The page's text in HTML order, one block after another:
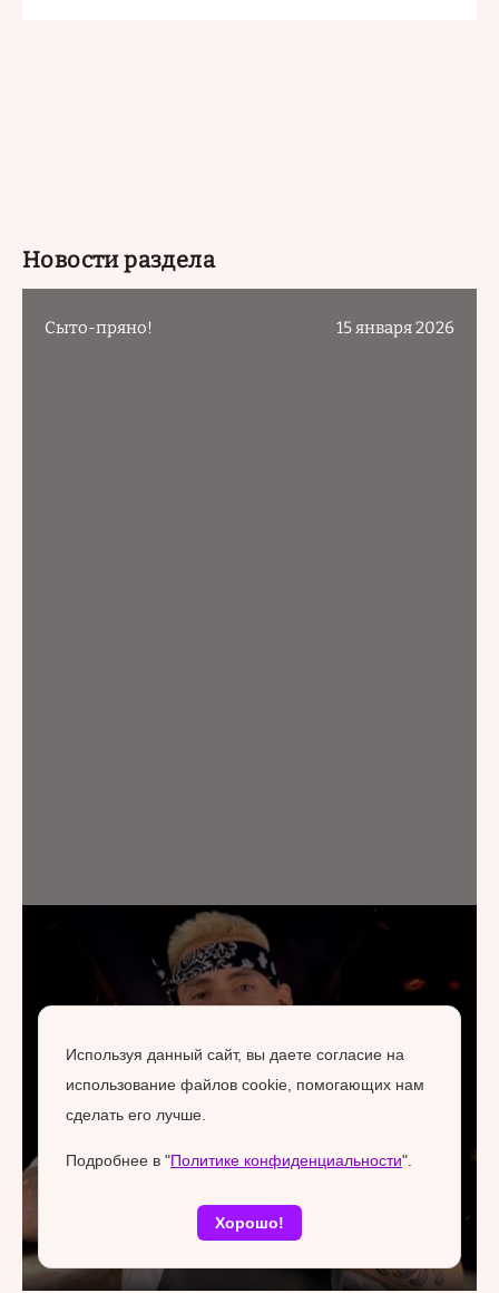
Новости раздела
Сыто-пряно! 15 января 2026
Используя данный сайт, вы даете согласие на
использование файлов cookie, помогающих нам
сделать его лучше.
Подробнее в "Политике конфиденциальности".
Хорошо!